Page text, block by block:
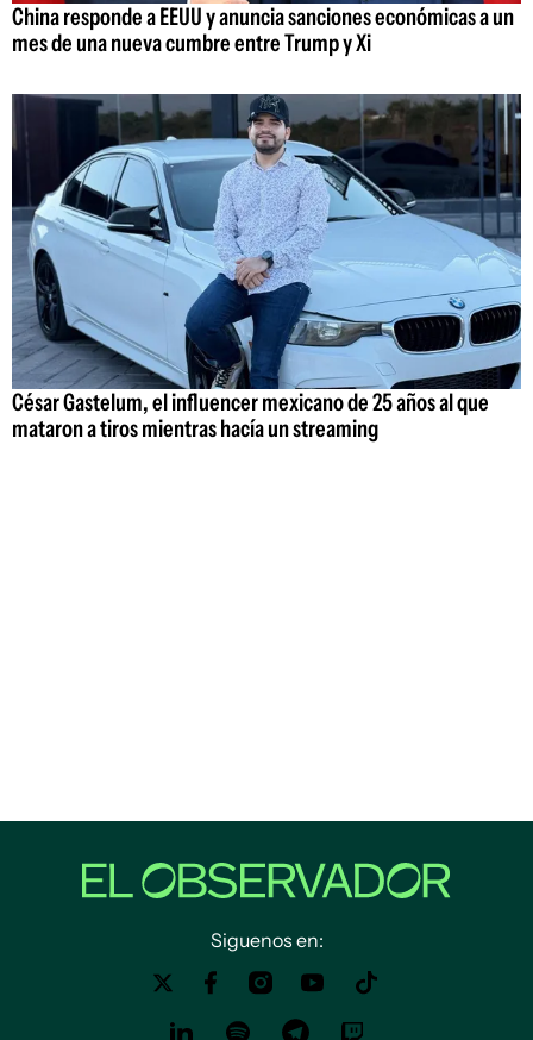
China responde a EEUU y anuncia sanciones económicas a un
mes de una nueva cumbre entre Trump y Xi
César Gastelum, el influencer mexicano de 25 años al que
mataron a tiros mientras hacía un streaming
Siguenos en: